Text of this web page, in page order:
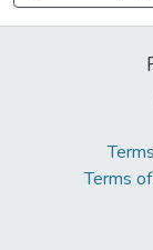
Terms